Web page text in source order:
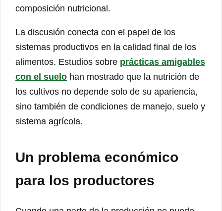
composición nutricional.
La discusión conecta con el papel de los
sistemas productivos en la calidad final de los
alimentos. Estudios sobre prácticas amigables
con el suelo han mostrado que la nutrición de
los cultivos no depende solo de su apariencia,
sino también de condiciones de manejo, suelo y
sistema agrícola.
Un problema económico
para los productores